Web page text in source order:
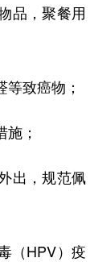
品，聚餐用
致癌物；
；
出，规范佩
（HPV）疫